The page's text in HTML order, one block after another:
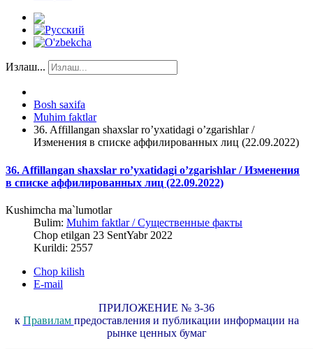
Излаш...
Bosh saxifa
Muhim faktlar
36. Affillangan shaxslar ro’yxatidagi o’zgarishlar /
Изменения в списке аффилированных лиц (22.09.2022)
36. Affillangan shaxslar ro’yxatidagi o’zgarishlar / Изменения
в списке аффилированных лиц (22.09.2022)
Kushimcha ma`lumotlar
Bulim: Muhim faktlar / Существенные факты
Chop etilgan 23 SentYabr 2022
Kurildi: 2557
Chop kilish
E-mail
ПРИЛОЖЕНИЕ № 3-36
к Правилам предоставления и публикации информации на
рынке ценных бумаг